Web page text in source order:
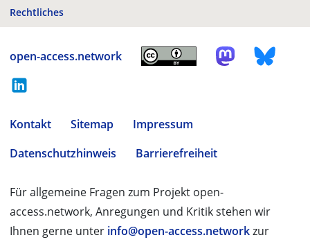
Rechtliches
open-access.network
Kontakt Sitemap
Impressum
Datenschutzhinweis
Barrierefreiheit
Für allgemeine Fragen zum Projekt open-
access.network, Anregungen und Kritik stehen wir
Ihnen gerne unter info@open-access.networkzur